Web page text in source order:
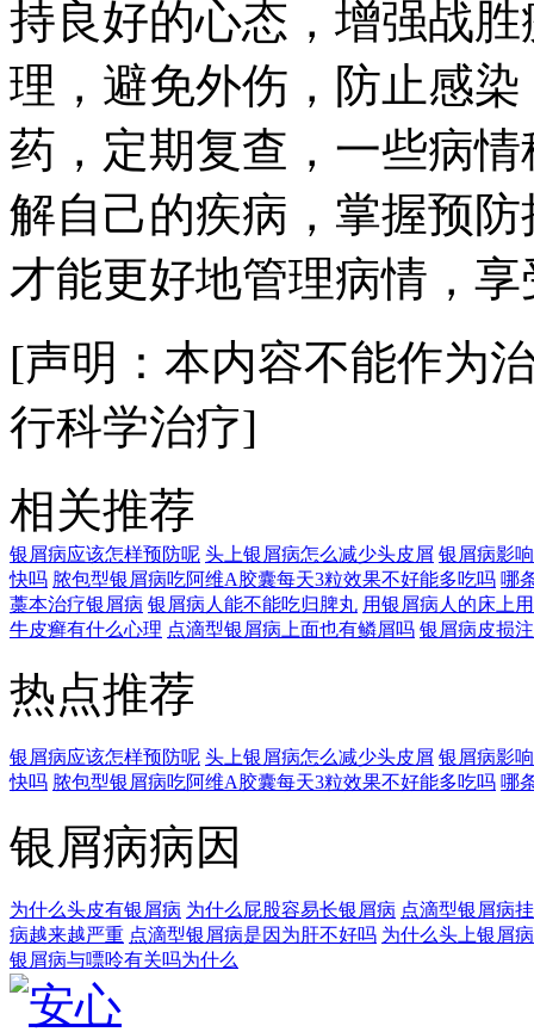
持良好的心态，增强战
理，避免外伤，防止感
药，定期复查，一些病
解自己的疾病，掌握预
才能更好地管理病情，
[声明：本内容不能作为
行科学治疗]
相关推荐
银屑病应该怎样预防呢 头上银屑病怎么减少头皮屑 银屑病影
快吗 脓包型银屑病吃阿维A胶囊每天3粒效果不好能多吃吗 哪
藁本治疗银屑病 银屑病人能不能吃归脾丸 用银屑病人的床上
牛皮癣有什么心理 点滴型银屑病上面也有鳞屑吗 银屑病皮损
热点推荐
银屑病应该怎样预防呢 头上银屑病怎么减少头皮屑 银屑病影
快吗 脓包型银屑病吃阿维A胶囊每天3粒效果不好能多吃吗 哪
银屑病病因
为什么头皮有银屑病 为什么屁股容易长银屑病 点滴型银屑病
病越来越严重 点滴型银屑病是因为肝不好吗 为什么头上银屑
银屑病与嘌呤有关吗为什么